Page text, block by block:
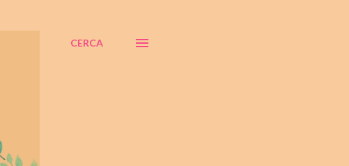
CERCA